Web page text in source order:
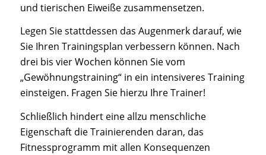
und tierischen Eiweiße zusammensetzen.
Legen Sie stattdessen das Augenmerk darauf, wie
Sie Ihren Trainingsplan verbessern können. Nach
drei bis vier Wochen können Sie vom
„Gewöhnungstraining“ in ein intensiveres Training
einsteigen. Fragen Sie hierzu Ihre Trainer!
Schließlich hindert eine allzu menschliche
Eigenschaft die Trainierenden daran, das
Fitnessprogramm mit allen Konsequenzen